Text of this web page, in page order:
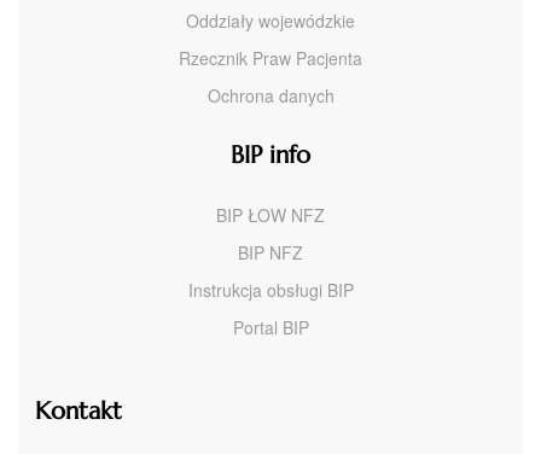
Oddziały wojewódzkie
Rzecznik Praw Pacjenta
Ochrona danych
BIP info
BIP ŁOW NFZ
BIP NFZ
Instrukcja obsługi BIP
Portal BIP
Kontakt